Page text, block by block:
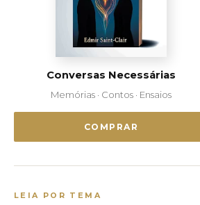
Conversas Necessárias
Memórias · Contos · Ensaios
COMPRAR
LEIA POR TEMA